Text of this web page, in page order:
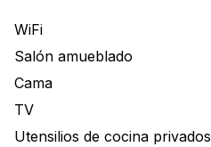
WiFi
Salón amueblado
Cama
TV
Utensilios de cocina privados